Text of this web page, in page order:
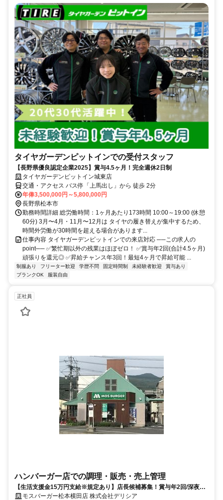
タイヤガーデンピットインでの受付スタッフ
【長野県優良認定企業2025】賞与4.5ヶ月！完全週休2日制
タイヤガーデンピットイン城東店
交通・アクセス バス停「上馬出し」から 徒歩 2分
年俸3,500,000円～5,800,000円
長野県松本市
勤務時間詳細 総労働時間：1ヶ月あたり173時間 10:00～19:00 (休憩
60分) 3月〜4月・11月〜12月は タイヤの履き替えが集中するため、
時間外労働が30時間を超える場合があります...
仕事内容 タイヤガーデンピットインでの来店対応 ──この求人の
point── ✅繁忙期以外の残業はほぼゼロ！ ✅賞与年2回(合計4.5ヶ月)
頑張りを還元◎ ✅昇給チャンス年3回！最短4ヶ月で昇給可能 ...
制服あり フリーター歓迎 学歴不問 固定時間制 未経験者歓迎
賞与あり
ブランクOK
服装自由
正社員
ハンバーガー店での調理・販売・売上管理
【生活支援金15万円支給※規定あり】店長候補募集！賞与年2回/深夜勤
務なし/年間休日120日/外食経験者募集
モスバーガー松本横田店 株式会社デリシア